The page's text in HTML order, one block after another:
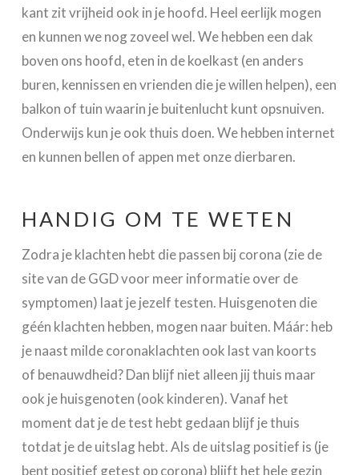
kant zit vrijheid ook in je hoofd. Heel eerlijk mogen
en kunnen we nog zoveel wel. We hebben een dak
boven ons hoofd, eten in de koelkast (en anders
buren, kennissen en vrienden die je willen helpen), een
balkon of tuin waarin je buitenlucht kunt opsnuiven.
Onderwijs kun je ook thuis doen. We hebben internet
en kunnen bellen of appen met onze dierbaren.
HANDIG OM TE WETEN
Zodra je klachten hebt die passen bij corona (zie de
site van de GGD voor meer informatie over de
symptomen) laat je jezelf testen. Huisgenoten die
géén klachten hebben, mogen naar buiten. Máár: heb
je naast milde coronaklachten ook last van koorts
of benauwdheid? Dan blijf niet alleen jij thuis maar
ook je huisgenoten (ook kinderen). Vanaf het
moment dat je de test hebt gedaan blijf je thuis
totdat je de uitslag hebt. Als de uitslag positief is (je
bent positief getest op corona) blijft het hele gezin